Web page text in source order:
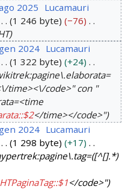
2025
Lucamauri
1 246 byte
−76
2024 Lucamauri
1 322 byte
+24
time><\/code>" con "
</time></code>"
2024 Lucamauri
1 298 byte
+17
HTPaginaTag::$1</code>"